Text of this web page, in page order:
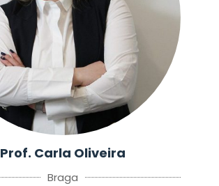
Prof. Carla Oliveira
Braga